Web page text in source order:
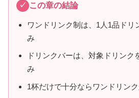
この章の結論
ワンドリンク制は、1人1品ドリ
み
ドリンクバーは、対象ドリンク
み
1杯だけで十分ならワンドリン